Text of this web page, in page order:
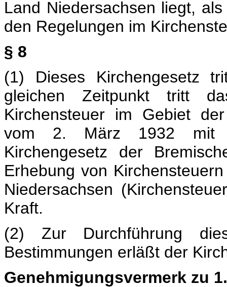
Land Niedersachsen liegt,
den Regelungen im
§ 8
(1) Dieses Kirchengesetz
gleichen Zeitpunkt tritt
Kirchensteuer im Gebiet
vom 2. März 1932 mit
Kirchengesetz der
Erhebung von
Niedersachsen
Kraft.
(2) Zur Durchführung
Bestimmungen erläßt der
Genehmigungsvermerk zu